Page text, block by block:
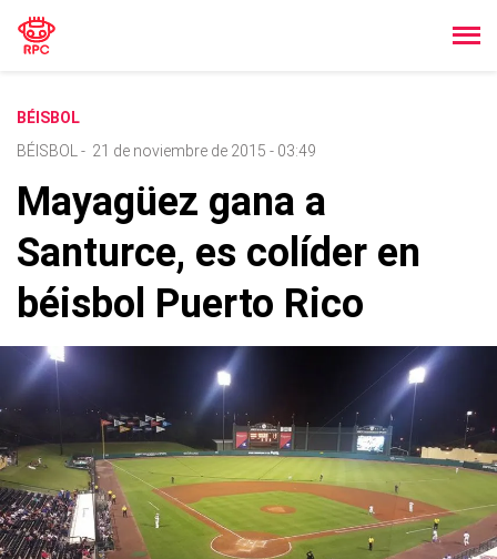
BÉISBOL
BÉISBOL
- 21 de noviembre de 2015 - 03:49
Mayagüez gana a
Santurce, es colíder en
béisbol Puerto Rico